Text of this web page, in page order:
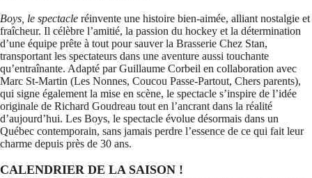
Boys, le spectacle réinvente une histoire bien-aimée, alliant nostalgie et
fraîcheur. Il célèbre l’amitié, la passion du hockey et la détermination
d’une équipe prête à tout pour sauver la Brasserie Chez Stan,
transportant les spectateurs dans une aventure aussi touchante
qu’entraînante. Adapté par Guillaume Corbeil en collaboration avec
Marc St-Martin (Les Nonnes, Coucou Passe-Partout, Chers parents),
qui signe également la mise en scène, le spectacle s’inspire de l’idée
originale de Richard Goudreau tout en l’ancrant dans la réalité
d’aujourd’hui. Les Boys, le spectacle évolue désormais dans un
Québec contemporain, sans jamais perdre l’essence de ce qui fait leur
charme depuis près de 30 ans.
CALENDRIER DE LA SAISON !